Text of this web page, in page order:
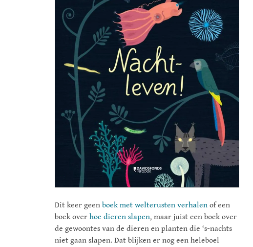
Dit keer geen boek met welterusten verhalen of een
boek over hoe dieren slapen, maar juist een boek over
de gewoontes van de dieren en planten die ‘s-nachts
niet gaan slapen. Dat blijken er nog een heleboel